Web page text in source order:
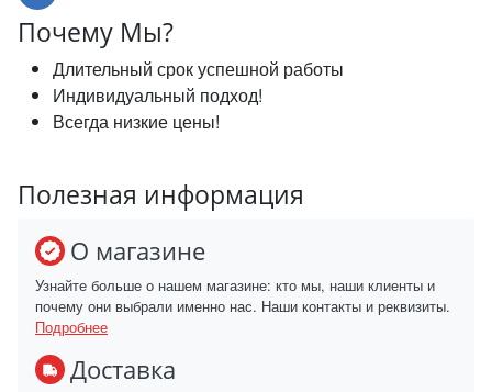
Почему Мы?
Длительный срок успешной работы
Индивидуальный подход!
Всегда низкие цены!
Полезная информация
О магазине
Узнайте больше о нашем магазине: кто мы, наши клиенты и
почему они выбрали именно нас. Наши контакты и реквизиты.
Подробнее
Доставка